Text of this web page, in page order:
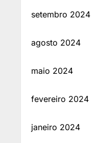
setembro 2024
agosto 2024
maio 2024
fevereiro 2024
janeiro 2024